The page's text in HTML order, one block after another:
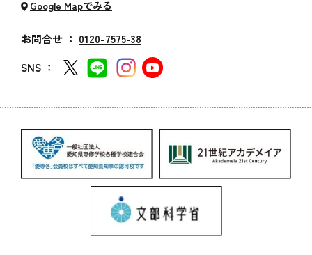
Google Mapでみる
お問合せ ： 0120-7575-38
SNS ：